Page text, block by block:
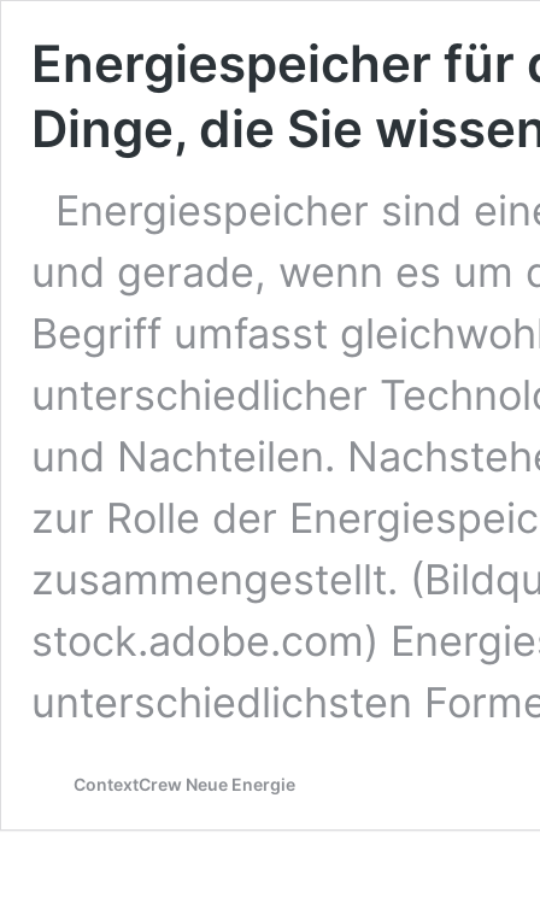
Energiespeicher für
Dinge, die Sie
Energiespeicher sind
und gerade, wenn es um
Begriff umfasst
unterschiedlicher
und Nachteilen.
zur Rolle der
zusammengestellt.
stock.adobe.com)
unterschiedlichsten
ContextCrew Neue Energie